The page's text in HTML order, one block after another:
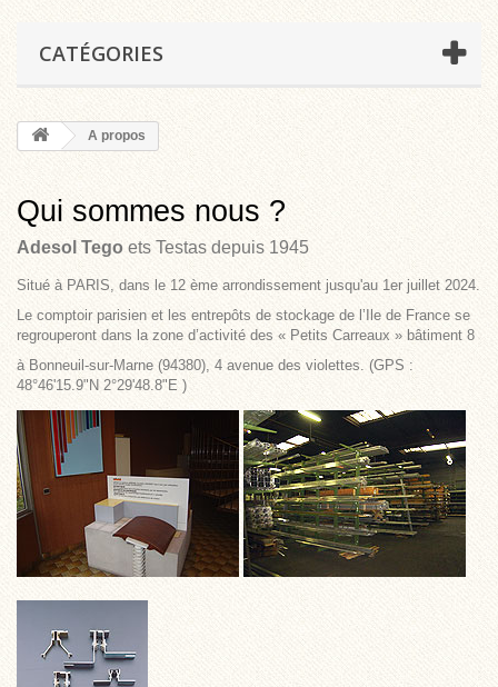
CATÉGORIES
A propos
Qui sommes nous ?
Adesol Tego ets Testas depuis 1945
Situé à PARIS, dans le 12 ème arrondissement jusqu'au 1er juillet 2024.
Le comptoir parisien et les entrepôts de stockage de l’Ile de France se
regrouperont dans la zone d’activité des « Petits Carreaux » bâtiment 8
à Bonneuil-sur-Marne (94380), 4 avenue des violettes. (GPS :
48°46'15.9"N 2°29'48.8"E )